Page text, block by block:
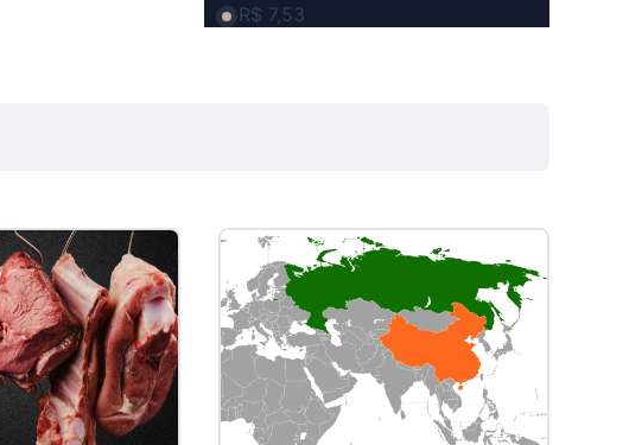
R$ 7,53
MG
R$ 5,04
kg
Suíno - Estadual
PR
R$ 4,51
kg